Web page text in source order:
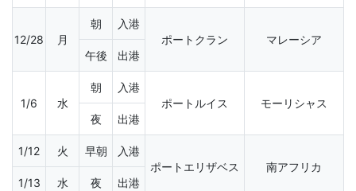
12/28 月
朝
入港
ポートクラン
マレーシア
午後
出港
1/6 水
朝
入港
ポートルイス
モーリシャス
夜
出港
1/12 火 早朝
入港
ポートエリザベス
南アフリカ
1/13
水 夜 出港